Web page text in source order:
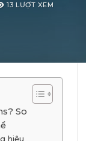
13 LƯỢT XEM
So
hiệu